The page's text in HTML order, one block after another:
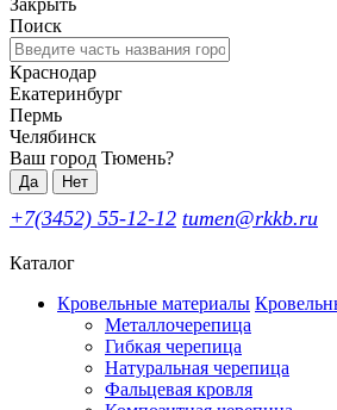
Закрыть
Поиск
Краснодар
Екатеринбург
Пермь
Челябинск
Ваш город Тюмень?
Да Нет
+7(3452) 55-12-12 tumen@rkkb.ru
Каталог
Кровельные материалы
Металлочерепица
Гибкая черепица
Натуральная черепица
Фальцевая кровля